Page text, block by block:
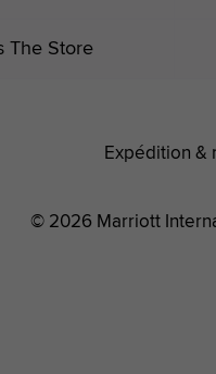
The Store
Expédition &
© 2026 Marriott